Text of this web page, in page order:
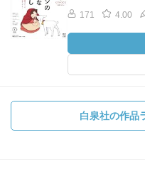
171 4.00
白泉社の作品